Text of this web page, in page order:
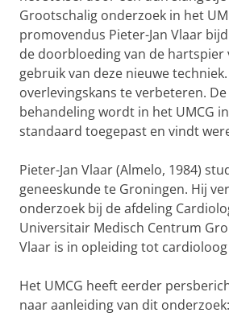
Grootschalig onderzoek in het
promovendus Pieter-Jan Vlaar
de doorbloeding van de
gebruik van deze nieuwe
overlevingskans te verbeteren.
behandeling wordt in het UMCG
standaard toegepast en vindt
Pieter-Jan Vlaar (Almelo, 1984)
geneeskunde te Groningen. Hij
onderzoek bij de afdeling
Universitair Medisch Centrum
Vlaar is in opleiding tot cardioloog
Het UMCG heeft eerder
naar aanleiding van dit onderzoek: